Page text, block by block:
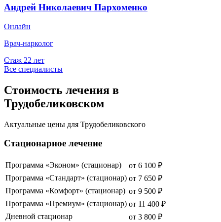
Андрей Николаевич Пархоменко
Онлайн
Врач-нарколог
Стаж 22 лет
Все специалисты
Стоимость лечения в
Трудобеликовском
Актуальные цены для Трудобеликовского
Стационарное лечение
Программа «Эконом» (стационар) от 6 100 ₽
Программа «Стандарт» (стационар) от 7 650 ₽
Программа «Комфорт» (стационар) от 9 500 ₽
Программа «Премиум» (стационар) от 11 400 ₽
Дневной стационар
от 3 800 ₽